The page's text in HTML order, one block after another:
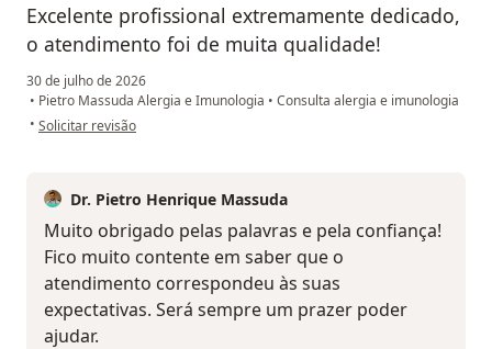
Excelente profissional extremamente dedicado,
o atendimento foi de muita qualidade!
30 de julho de 2026
• Pietro Massuda Alergia e Imunologia • Consulta alergia e imunologia
• na opinião do utilizador Andre
Solicitar revisão
Dr. Pietro Henrique Massuda
Muito obrigado pelas palavras e pela confiança!
Fico muito contente em saber que o
atendimento correspondeu às suas
expectativas. Será sempre um prazer poder
ajudar.